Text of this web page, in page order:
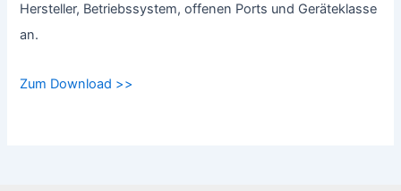
Hersteller, Betriebssystem, offenen Ports und Geräteklasse
an.
Zum Download >>